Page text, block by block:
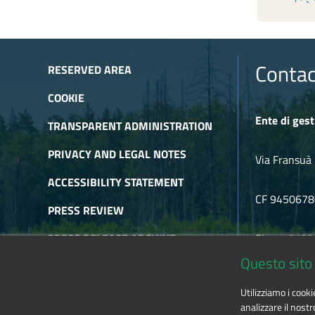
RESERVED AREA
COOKIE
TRANSPARENT ADMINISTRATION
PRIVACY AND LEGAL NOTES
ACCESSIBILITY STATEMENT
PRESS REVIEW
PRESS RELEASE ARCHIVE
Ente di
Via
CF
Phone
Questo
Utilizziamo i
analizzare il